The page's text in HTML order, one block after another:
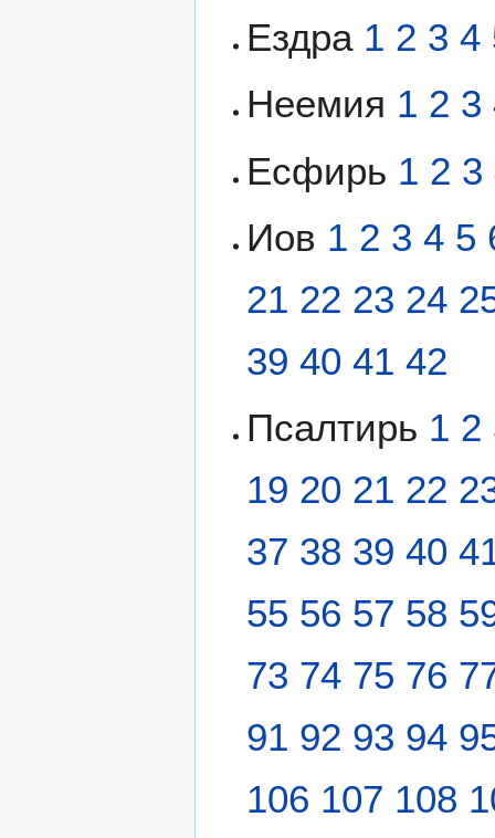
Ездра 1 2 3 4
Неемия 1 2 3
Есфирь 1 2 3
Иов 1 2 3 4 5
21 22 23 24
39 40 41 42
Псалтирь 1 2
19 20 21 22
37 38 39 40
55 56 57 58
73 74 75 76
91 92 93 94
106 107 108